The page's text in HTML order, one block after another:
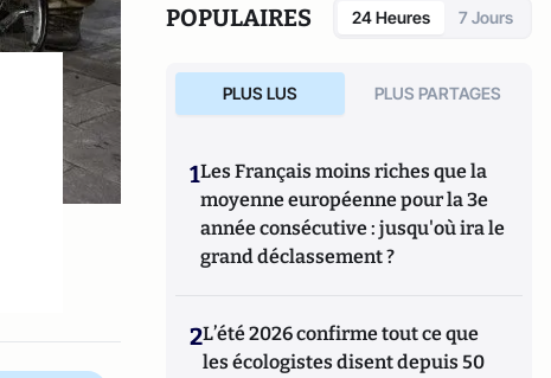
POPULAIRES 24 Heures 7 Jours
PLUS LUS PLUS PARTAGES
1Les Français moins riches que la
moyenne européenne pour la 3e
année consécutive : jusqu'où ira le
grand déclassement ?
2L’été 2026 confirme tout ce que
les écologistes disent depuis 50